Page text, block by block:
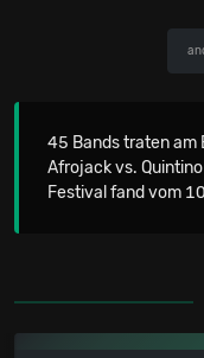
45 Bands traten am
Afrojack vs.
Festival fand vom